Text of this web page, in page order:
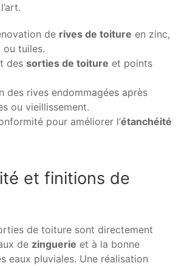
de rives de toiture en zinc,
ou tuiles.
des sorties de toiture et points
des rives endommagées après
ou vieillissement.
pour améliorer l’étanchéité
et finitions de
de toiture sont directement
de zinguerie et à la bonne
eaux pluviales. Une réalisation